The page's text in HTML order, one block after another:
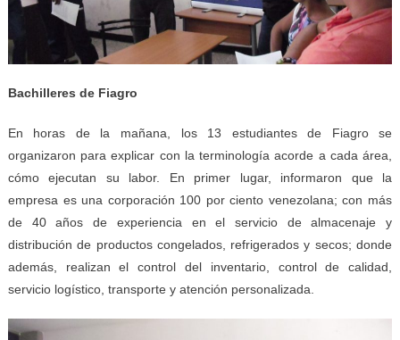
Bachilleres de Fiagro
En horas de la mañana, los 13 estudiantes de Fiagro se
organizaron para explicar con la terminología acorde a cada área,
cómo ejecutan su labor. En primer lugar, informaron que la
empresa es una corporación 100 por ciento venezolana; con más
de 40 años de experiencia en el servicio de almacenaje y
distribución de productos congelados, refrigerados y secos; donde
además, realizan el control del inventario, control de calidad,
servicio logístico, transporte y atención personalizada.